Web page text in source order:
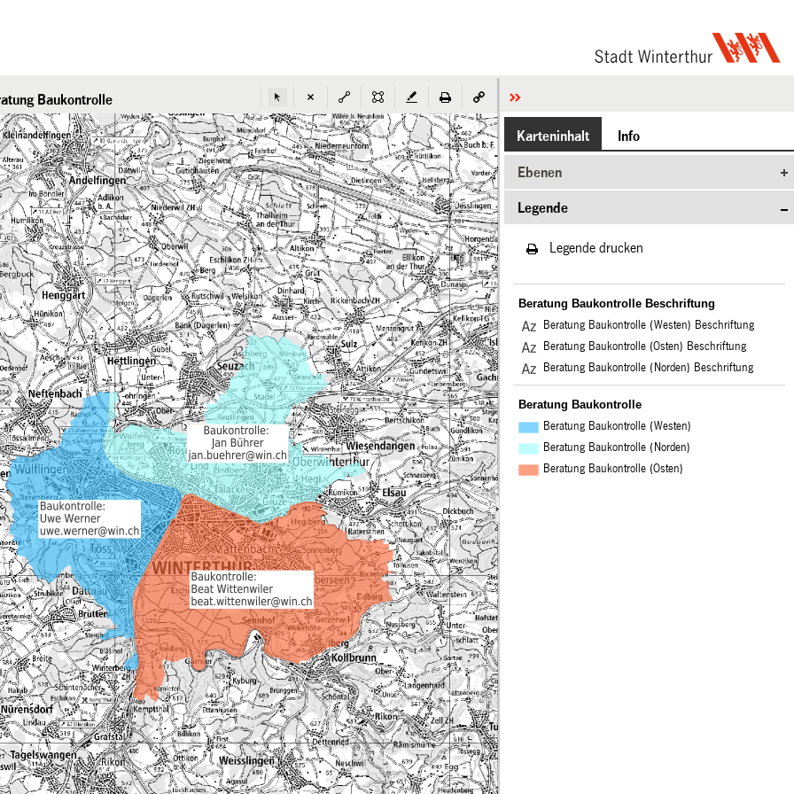
Baukontrolle
Karteninhalt Info
Ebenen
Legende
Legende drucken
Beratung Baukontrolle Beschriftung
Beratung Baukontrolle (Westen) Beschriftung
Beratung Baukontrolle (Osten) Beschriftung
Beratung Baukontrolle (Norden) Beschriftung
Beratung Baukontrolle
Beratung Baukontrolle (Westen)
Beratung Baukontrolle (Norden)
Beratung Baukontrolle (Osten)